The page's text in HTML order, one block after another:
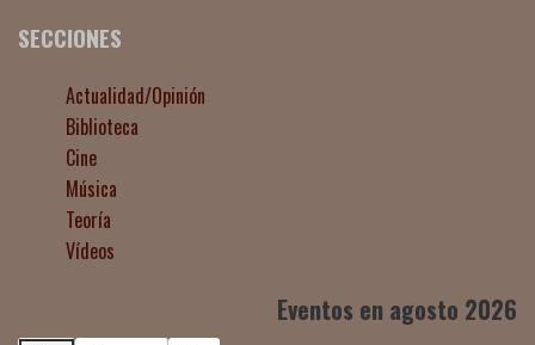
SECCIONES
Actualidad/Opinión
Biblioteca
Cine
Música
Teoría
Vídeos
Eventos en agosto 2026